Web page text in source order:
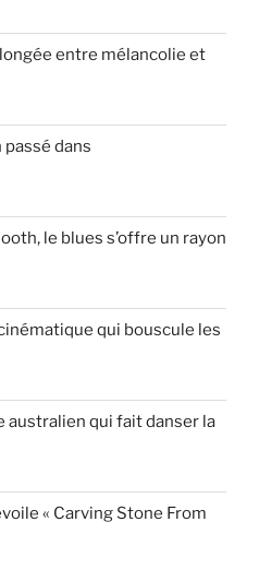
entre mélancolie et
dans
le blues s’offre un rayon
qui bouscule les
australien qui fait danser la
« Carving Stone From